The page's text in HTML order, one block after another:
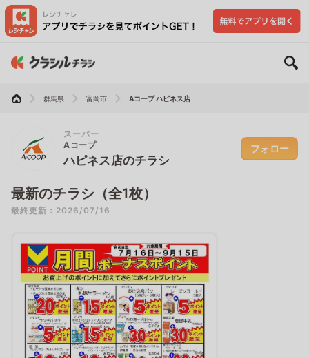
群馬県 富岡市 Aコープ ハピネス店
スーパー
Aコープ
ハピネス店のチラシ
フォロー
最新のチラシ（全1枚）
最終更新：2026/07/16